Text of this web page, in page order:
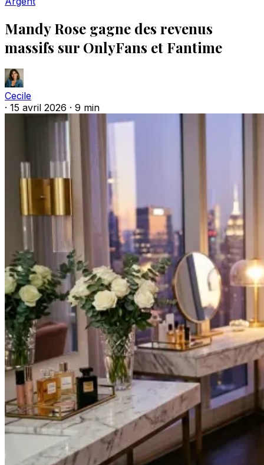
Mandy Rose gagne des revenus
massifs sur OnlyFans et Fantime
Cecile
· 15 avril 2026 · 9 min